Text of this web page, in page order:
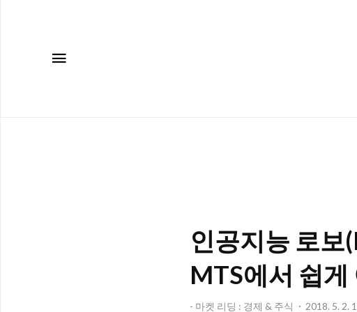
인공지능 로보
MTS에서 쉽게
- 마켓 리딩 : 경제 & 주식 2018. 5. 2.